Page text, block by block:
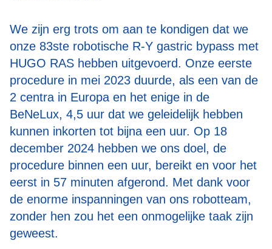
We zijn erg trots om aan te kondigen dat we
onze 83ste robotische R-Y gastric bypass met
HUGO RAS hebben uitgevoerd. Onze eerste
procedure in mei 2023 duurde, als een van de
2 centra in Europa en het enige in de
BeNeLux, 4,5 uur dat we geleidelijk hebben
kunnen inkorten tot bijna een uur. Op 18
december 2024 hebben we ons doel, de
procedure binnen een uur, bereikt en voor het
eerst in 57 minuten afgerond. Met dank voor
de enorme inspanningen van ons robotteam,
zonder hen zou het een onmogelijke taak zijn
geweest.